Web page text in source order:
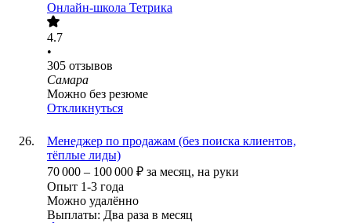
Онлайн-школа Тетрика
4.7
•
305 отзывов
Самара
Можно без резюме
Откликнуться
Менеджер по продажам (без поиска клиентов,
тёплые лиды)
70 000 – 100 000 ₽ за месяц, на руки
Опыт 1-3 года
Можно удалённо
Выплаты: Два раза в месяц